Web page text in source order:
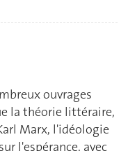
ouvrages
la théorie littéraire,
Marx, l'idéologie
l'espérance, avec